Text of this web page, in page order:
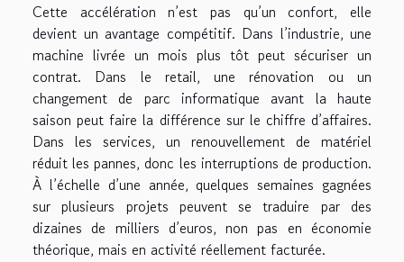
Cette accélération n’est pas qu’un confort, elle
devient un avantage compétitif. Dans l’industrie, une
machine livrée un mois plus tôt peut sécuriser un
contrat. Dans le retail, une rénovation ou un
changement de parc informatique avant la haute
saison peut faire la différence sur le chiffre d’affaires.
Dans les services, un renouvellement de matériel
réduit les pannes, donc les interruptions de production.
À l’échelle d’une année, quelques semaines gagnées
sur plusieurs projets peuvent se traduire par des
dizaines de milliers d’euros, non pas en économie
théorique, mais en activité réellement facturée.